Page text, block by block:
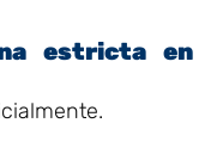
estricta en